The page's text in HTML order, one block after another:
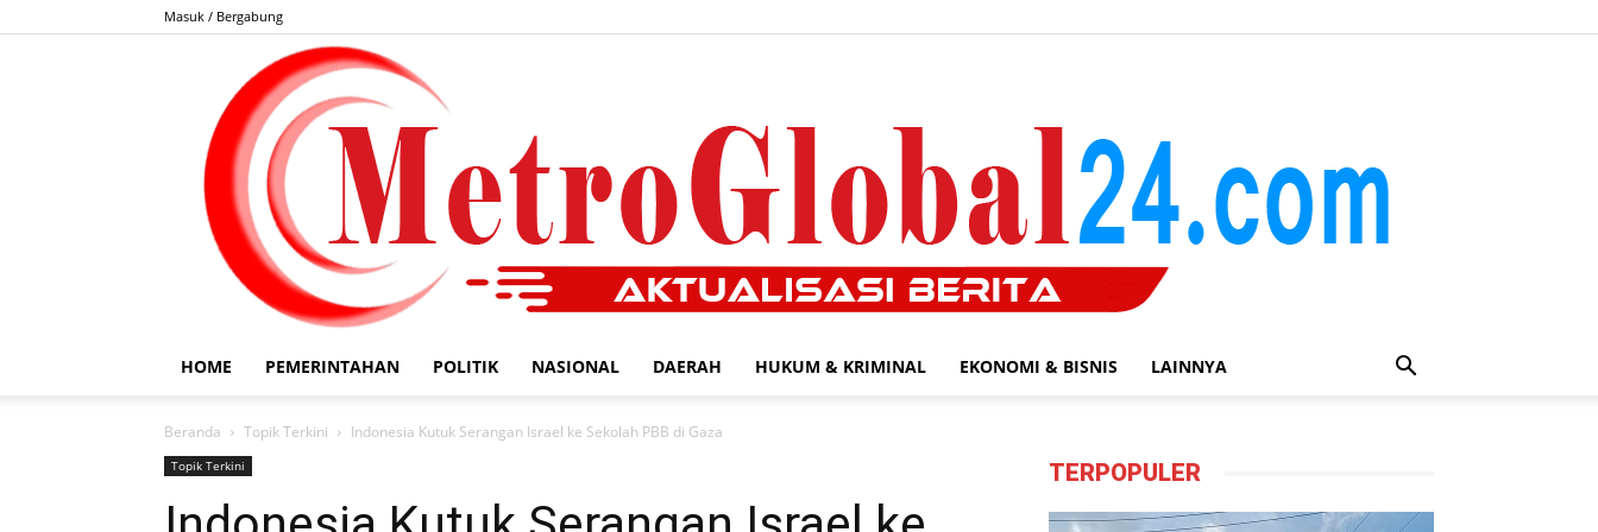
Masuk / Bergabung
HOME PEMERINTAHAN POLITIK NASIONAL DAERAH HUKUM & KRIMINAL EKONOMI & BISNIS LAINNYA
Beranda Topik Terkini Indonesia Kutuk Serangan Israel ke Sekolah PBB di Gaza
Topik Terkini TERPOPULER